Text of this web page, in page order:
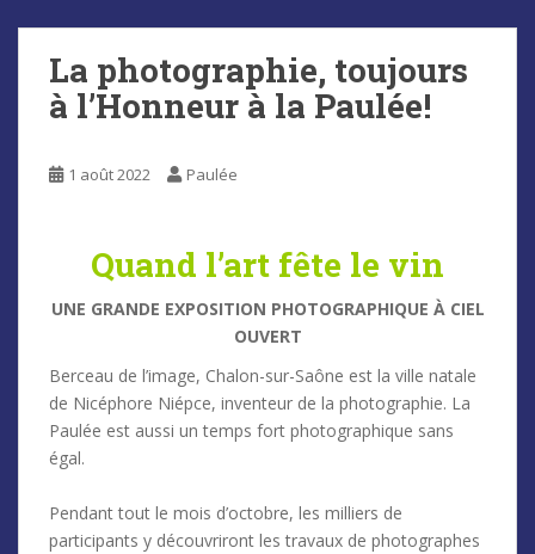
La photographie, toujours
à l’Honneur à la Paulée!
1 août 2022 Paulée
Quand l’art fête le vin
UNE GRANDE EXPOSITION PHOTOGRAPHIQUE À CIEL
OUVERT
Berceau de l’image, Chalon-sur-Saône est la ville natale
de Nicéphore Niépce, inventeur de la photographie. La
Paulée est aussi un temps fort photographique sans
égal.
Pendant tout le mois d’octobre, les milliers de
participants y découvriront les travaux de photographes